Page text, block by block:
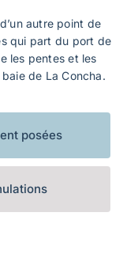
autre point de
qui part du port de
les pentes et les
de La Concha.
posées